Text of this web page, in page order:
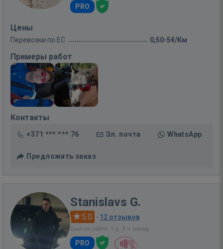
PRO
Цены
Перевозки по ЕС 0,50-5€/Км
Примеры работ
Контакты
+371 *** *** 76 Эл. почта WhatsApp
Предложить заказ
Stanislavs G.
5.0 · 12 отзывов
Был на сайте: 1 д. 3 ч. назад
PRO